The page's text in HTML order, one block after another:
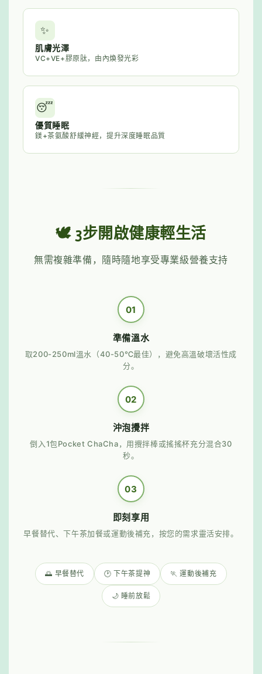
✨
肌膚光澤
VC+VE+膠原肽，由內煥發光彩
😴
優質睡眠
鎂+茶氨酸舒緩神經，提升深度睡眠品質
🕊️ 3步開啟健康輕生活
無需複雜準備，隨時隨地享受專業級營養支持
01
準備溫水
取200-250ml溫水（40-50℃最佳），避免高溫破壞活性成
分。
02
沖泡攪拌
倒入1包Pocket ChaCha，用攪拌棒或搖搖杯充分混合30
秒。
03
即刻享用
早餐替代、下午茶加餐或運動後補充，按您的需求靈活安排。
🌅 早餐替代 🕑 下午茶提神 🏃 運動後補充
🌙 睡前放鬆